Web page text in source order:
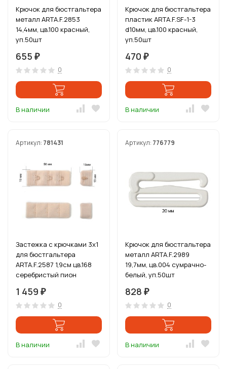
Крючок для бюстгальтера
металл ARTA.F.2853
14,4мм, цв.100 красный,
уп.50шт
655 ₽
0
В наличии
Крючок для бюстгальтера
пластик ARTA.F.SF-1-3
d10мм, цв.100 красный,
уп.50шт
470 ₽
0
В наличии
Артикул: 781431
Застежка с крючками 3х1
для бюстгальтера
ARTA.F.2587 1,9см цв.168
серебристый пион
1 459 ₽
0
В наличии
Артикул: 776779
Крючок для бюстгальтера
металл ARTA.F.2989
19,7мм, цв.004 сумрачно-
белый, уп.50шт
828 ₽
0
В наличии